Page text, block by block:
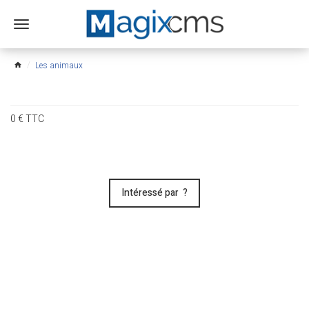
Ouvrir
menu
home Les animaux
0€TTC
Intéressé par ?